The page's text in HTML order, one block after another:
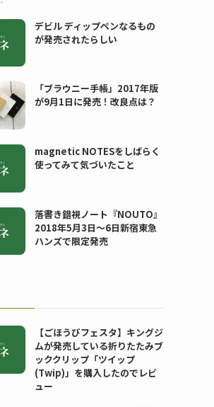
デビル ディップペンなるもの
が発売されたらしい
「ブラウニー手帳」2017年版
が9月1日に発売！改良点は？
magnetic NOTESをしばらく
使ってみて気づいたこと
落書き錯視ノート『NOUTO』
2018年5月3日〜6日新宿東急
ハンズで限定発売
【ごほうびフェスタ】キングジ
ムが発売している折りたたみブ
ッククリップ「ツイップ
(Twip)」を購入したのでレビ
ュー